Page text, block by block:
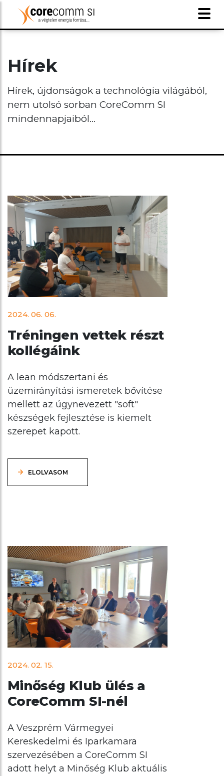
Hírek
Hírek, újdonságok a technológia világából,
nem utolsó sorban CoreComm SI
mindennapjaiból...
2024. 06. 06.
Tréningen vettek részt
kollégáink
A lean módszertani és
üzemirányítási ismeretek bővítése
mellett az úgynevezett "soft"
készségek fejlesztése is kiemelt
szerepet kapott.
ELOLVASOM
2024. 02. 15.
Minőség Klub ülés a
CoreComm SI-nél
A Veszprém Vármegyei
Kereskedelmi és Iparkamara
szervezésében a CoreComm SI
adott helyt a Minőség Klub aktuális